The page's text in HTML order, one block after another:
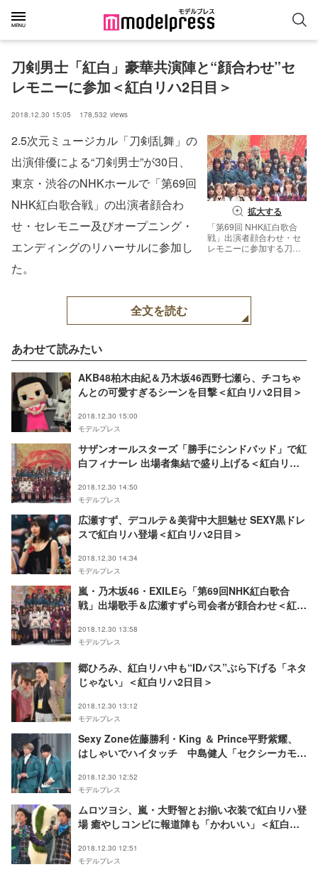
刀剣男士「紅白」豪華共演陣と“顔合わせ”セ
レモニーに参加＜紅白リハ2日目＞
2018.12.30 15:05 178,532 views
拡大する
「第69回 NHK紅白歌合
戦」出演者顔合わせ・セ
レモニーに参加する刀剣
2.5次元ミュージカル「刀剣乱舞」の
出演俳優による“刀剣男士”が30日、
東京・渋谷のNHKホールで「第69回
NHK紅白歌合戦」の出演者顔合わ
せ・セレモニー及びオープニング・
エンディングのリハーサルに参加し
た。
全文を読む
あわせて読みたい
AKB48柏木由紀＆乃木坂46西野七瀬ら、チコちゃ
んとの可愛すぎるシーンを目撃＜紅白リハ2日目＞
2018.12.30 15:00
モデルプレス
サザンオールスターズ「勝手にシンドバッド」で紅
白フィナーレ 出場者集結で盛り上げる＜紅白リハ2
2018.12.30 14:50
モデルプレス
広瀬すず、デコルテ＆美背中大胆魅せ SEXY黒ドレ
スで紅白リハ登場＜紅白リハ2日目＞
2018.12.30 14:34
モデルプレス
嵐・乃木坂46・EXILEら「第69回NHK紅白歌合
戦」出場歌手＆広瀬すずら司会者が顔合わせ＜紅白
2018.12.30 13:58
モデルプレス
郷ひろみ、紅白リハ中も“IDパス”ぶら下げる「ネタ
じゃない」＜紅白リハ2日目＞
2018.12.30 13:12
モデルプレス
Sexy Zone佐藤勝利・King ＆ Prince平野紫耀、
はしゃいでハイタッチ 中島健人「セクシーカモ
2018.12.30 12:52
モデルプレス
ムロツヨシ、嵐・大野智とお揃い衣装で紅白リハ登
場 癒やしコンビに報道陣も「かわいい」＜紅白リ
2018.12.30 12:51
モデルプレス